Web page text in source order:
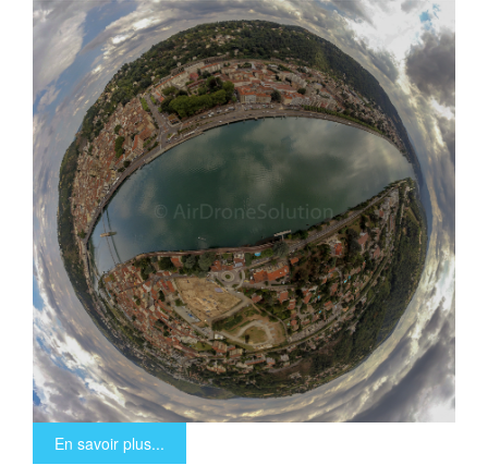
En savoir plus...